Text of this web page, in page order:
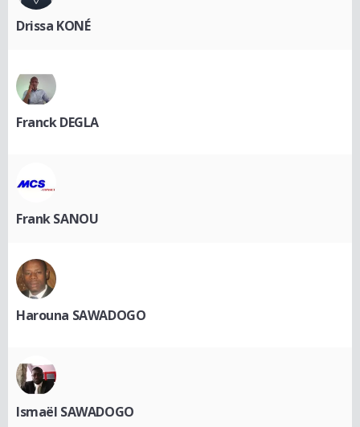
Drissa KONÉ
Franck DEGLA
Frank SANOU
Harouna SAWADOGO
Ismaël SAWADOGO